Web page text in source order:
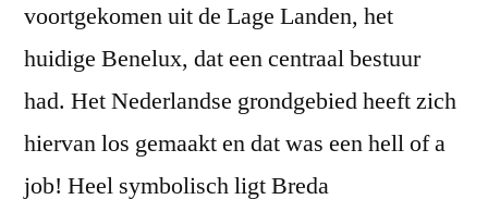
voortgekomen uit de Lage Landen, het
huidige Benelux, dat een centraal bestuur
had. Het Nederlandse grondgebied heeft zich
hiervan los gemaakt en dat was een hell of a
job! Heel symbolisch ligt Breda